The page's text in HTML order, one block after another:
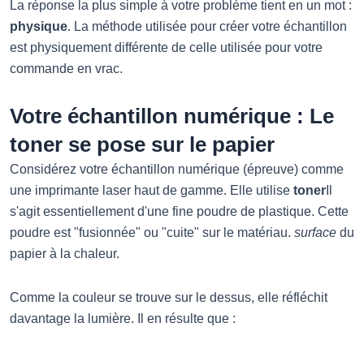
La réponse la plus simple à votre problème tient en un mot :
physique. La méthode utilisée pour créer votre échantillon
est physiquement différente de celle utilisée pour votre
commande en vrac.
Votre échantillon numérique : Le
toner se pose sur le papier
Considérez votre échantillon numérique (épreuve) comme
une imprimante laser haut de gamme. Elle utilise toner
s'agit essentiellement d'une fine poudre de plastique. Cette
poudre est "fusionnée" ou "cuite" sur le matériau. surface du
papier à la chaleur.
Comme la couleur se trouve sur le dessus, elle réfléchit
davantage la lumière. Il en résulte que :